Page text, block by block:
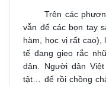
Trên các
vẫn để các bọn tay
hàm, học vị rất cao),
tế đang gieo rắc
dân. Người dân
tật… để rồi chồng